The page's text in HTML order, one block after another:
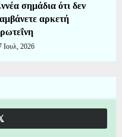
σημάδια ότι δεν
αρκετή
Ιουλ, 2026